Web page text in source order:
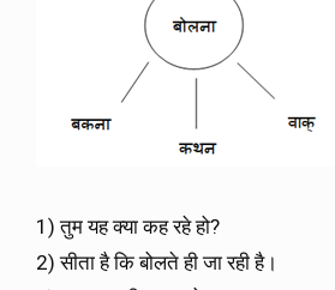
1) तुम यह क्या कह रहे हो?
2) सीता है कि बोलते ही जा रही है।